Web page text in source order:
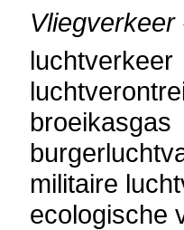
luchtverkeer
broeikasgas
militaire
ecologische